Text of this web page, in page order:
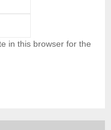
in this browser for the